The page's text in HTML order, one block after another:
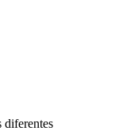
diferentes